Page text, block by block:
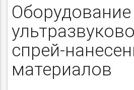
спрей-
материалов